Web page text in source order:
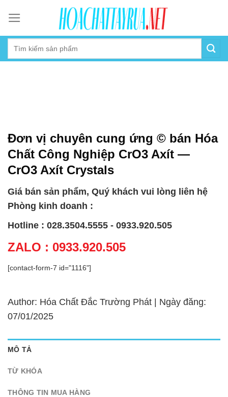
content
Đơn vị chuyên cung ứng © bán Hóa
Chất Công Nghiệp CrO3 Axít —
CrO3 Axít Crystals
Giá bán sản phẩm, Quý khách vui lòng liên hệ
Phòng kinh doanh :
Hotline : 028.3504.5555 - 0933.920.505
ZALO : 0933.920.505
[contact-form-7 id="1116"]
Author: Hóa Chất Đắc Trường Phát | Ngày đăng:
07/01/2025
MÔ TẢ
TỪ KHÓA
THÔNG TIN MUA HÀNG